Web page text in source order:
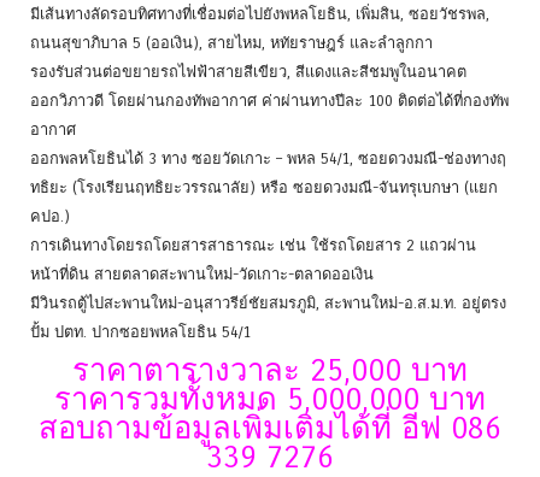
มีเส้นทางลัดรอบทิศทางที่เชื่อมต่อไปยังพหลโยธิน, เพิ่มสิน, ซอยวัชรพล,
ถนนสุขาภิบาล 5 (ออเงิน), สายไหม, หทัยราษฎร์ และลำลูกกา
รองรับส่วนต่อขยายรถไฟฟ้าสายสีเขียว, สีแดงและสีชมพูในอนาคต
ออกวิภาวดี โดยผ่านกองทัพอากาศ ค่าผ่านทางปีละ 100 ติดต่อได้ที่กองทัพ
อากาศ
ออกพลหโยธินได้ 3 ทาง ซอยวัดเกาะ – พหล 54/1, ซอยดวงมณี-ช่องทางฤ
ทธิยะ (โรงเรียนฤทธิยะวรรณาลัย) หรือ ซอยดวงมณี-จันทรุเบกษา (แยก
คปอ.)
การเดินทางโดยรถโดยสารสาธารณะ เช่น ใช้รถโดยสาร 2 แถวผ่าน
หน้าที่ดิน สายตลาดสะพานใหม่-วัดเกาะ-ตลาดออเงิน
มีวินรถตู้ไปสะพานใหม่-อนุสาวรีย์ชัยสมรภูมิ, สะพานใหม่-อ.ส.ม.ท. อยู่ตรง
ปั้ม ปตท. ปากซอยพหลโยธิน 54/1
ราคาตารางวาละ 25,000 บาท
ราคารวมทั้งหมด 5,000,000 บาท
สอบถามข้อมูลเพิ่มเติมได้ที่ อีฟ 086
339 7276